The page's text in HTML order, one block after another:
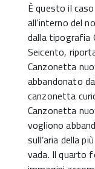
È questo il
all’interno del
dalla tipografia
Seicento,
Canzonetta
abbandonato
canzonetta
Canzonetta
vogliono
sull’aria della
vada. Il quarto